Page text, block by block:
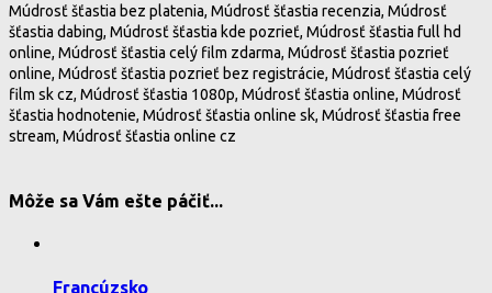
Múdrosť šťastia bez platenia, Múdrosť šťastia recenzia, Múdrosť
šťastia dabing, Múdrosť šťastia kde pozrieť, Múdrosť šťastia full hd
online, Múdrosť šťastia celý film zdarma, Múdrosť šťastia pozrieť
online, Múdrosť šťastia pozrieť bez registrácie, Múdrosť šťastia celý
film sk cz, Múdrosť šťastia 1080p, Múdrosť šťastia online, Múdrosť
šťastia hodnotenie, Múdrosť šťastia online sk, Múdrosť šťastia free
stream, Múdrosť šťastia online cz
Môže sa Vám ešte páčiť...
Francúzsko